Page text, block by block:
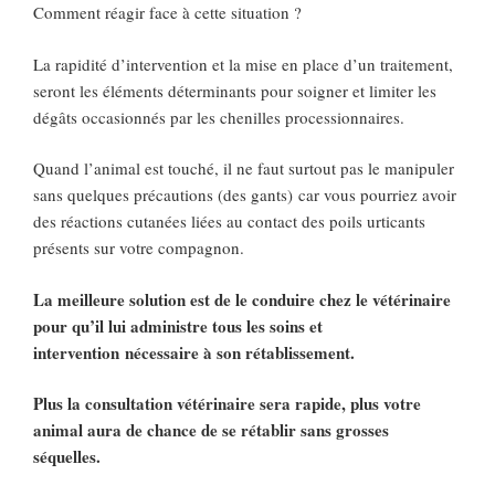
Comment réagir face à cette situation ?
La rapidité d’intervention et la mise en place d’un traitement,
seront les éléments déterminants pour soigner et limiter les
dégâts occasionnés par les chenilles processionnaires.
Quand l’animal est touché, il ne faut surtout pas le manipuler
sans quelques précautions (des gants) car vous pourriez avoir
des réactions cutanées liées au contact des poils urticants
présents sur votre compagnon.
La meilleure solution est de le conduire chez le vétérinaire
pour qu’il lui administre tous les soins et
intervention nécessaire à son rétablissement.
Plus la consultation vétérinaire sera rapide, plus votre
animal aura de chance de se rétablir sans grosses
séquelles.